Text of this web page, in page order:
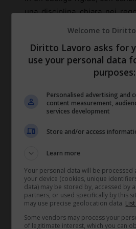
una disciplina chiara nei
violare diritti fondamentali
Limiti del potere
Il potere direttivoconsente
istruzioni, ma resta
può trasformarsi in una
lavorocontrattuale. Le
automaticamente un obbligo
Le indicazioni che incidono
spostare una riunione –
collettivi. Un messaggio
comunicazioni formali che
Welcome to
Diritto Lavoro asks for
use your personal data
purposes:
Personalised advertising and
content measurement,
services development
Store and/or access
Learn more
Your personal data will be
your device (cookies, unique
data) may be stored by, accessed by
partners, or used specifically by this
may use precise geolocation data.
Some vendors may process your
of legitimate interest, which you can